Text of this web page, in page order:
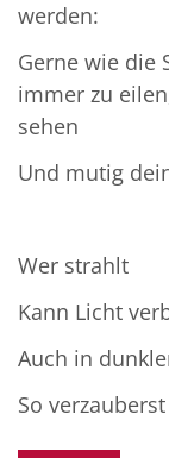
werden:
Gerne wie die
immer zu
sehen
Und mutig
Wer strahlt
Kann Licht
Auch in
So